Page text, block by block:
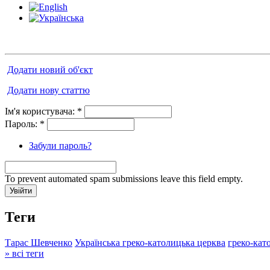
Додати новий об'єкт
Додати нову статтю
Ім'я користувача: *
Пароль: *
Забули пароль?
To prevent automated spam submissions leave this field empty.
Теги
Тарас Шевченко Українська греко-католицька церква греко-
» всі теги